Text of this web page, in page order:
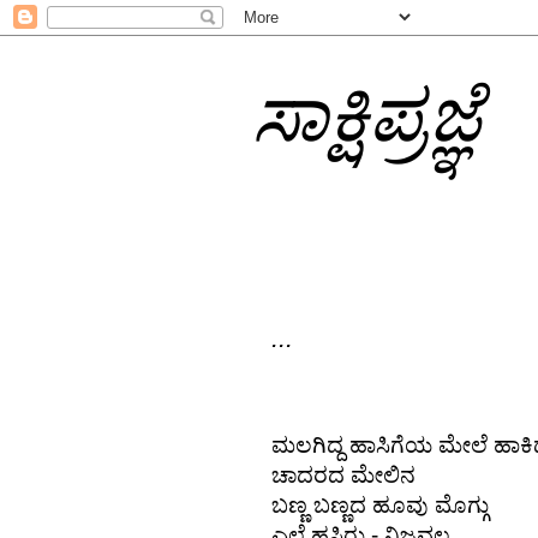
ಸಾಕ್ಷಿಪ್ರಜ್ಞೆ
...
ಮಲಗಿದ್ದ ಹಾಸಿಗೆಯ ಮೇಲೆ
ಚಾದರದ ಮೇಲಿನ
ಬಣ್ಣ ಬಣ್ಣದ ಹೂವು ಮೊಗ್ಗು